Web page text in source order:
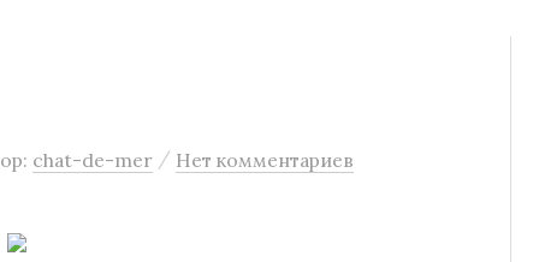
chat-de-mer / Нет комментариев